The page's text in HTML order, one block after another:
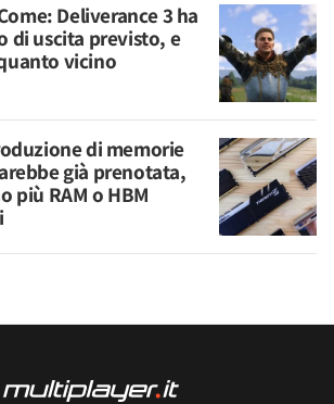
Deliverance 3 ha
di uscita previsto, e
vicino
di memorie
già prenotata,
più RAM o HBM